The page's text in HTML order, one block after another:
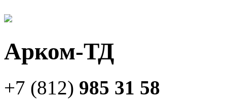
Арком-ТД
+7 (812) 985 31 58